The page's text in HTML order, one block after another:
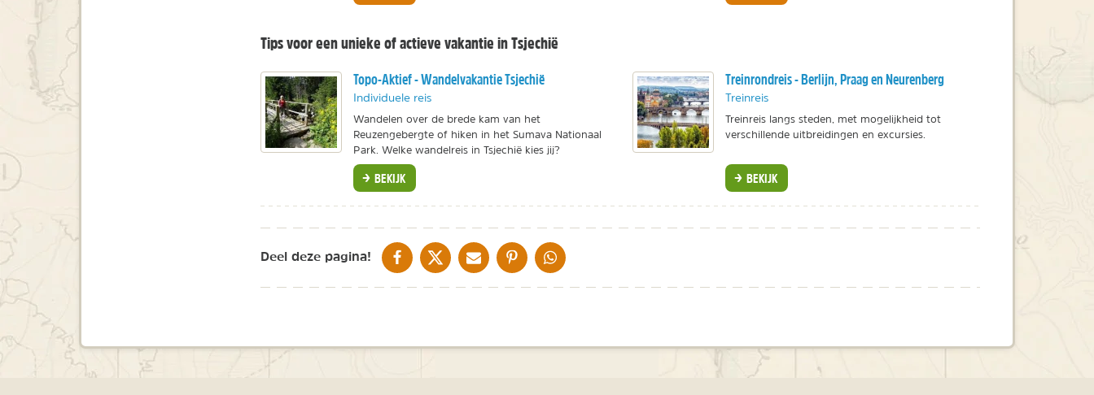
Tips voor een unieke of actieve vakantie in Tsjechië
Topo-Aktief - Wandelvakantie Tsjechië
Individuele reis
Wandelen over de brede kam van het
Reuzengebergte of hiken in het Sumava Nationaal
Park. Welke wandelreis in Tsjechië kies jij?
BEKIJK
Treinrondreis - Berlijn, Praag en Neurenberg
Treinreis
Treinreis langs steden, met mogelijkheid tot
verschillende uitbreidingen en excursies.
BEKIJK
Deel deze pagina! DELEN OP FACEBOOK
DELEN OP XDELEN VIA DE MAIL
DELEN OP PINTEREST
DELEN OP WHATSAPP